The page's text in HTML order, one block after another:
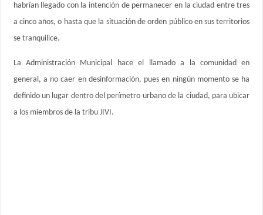
habrían llegado con la intención de permanecer en la ciudad entre tres
a cinco años, o hasta que la situación de orden público en sus territorios
se tranquilice.
La Administración Municipal hace el llamado a la comunidad en
general, a no caer en desinformación, pues en ningún momento se ha
definido un lugar dentro del perímetro urbano de la ciudad, para ubicar
a los miembros de la tribu JIVI.